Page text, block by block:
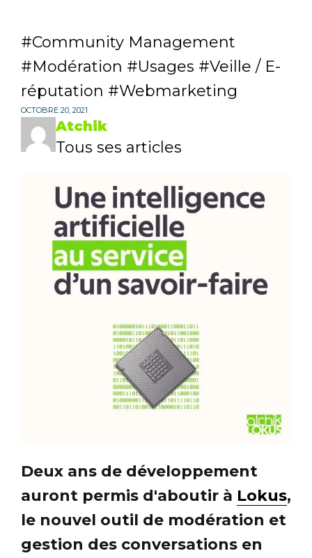
Community Management
Modération
Usages
Veille / E-
réputation
Webmarketing
OCTOBRE 20, 2021
Atchik
Tous ses articles
Deux ans de développement
auront permis d'aboutir à Lokus,
le nouvel outil de modération et
gestion des conversations en